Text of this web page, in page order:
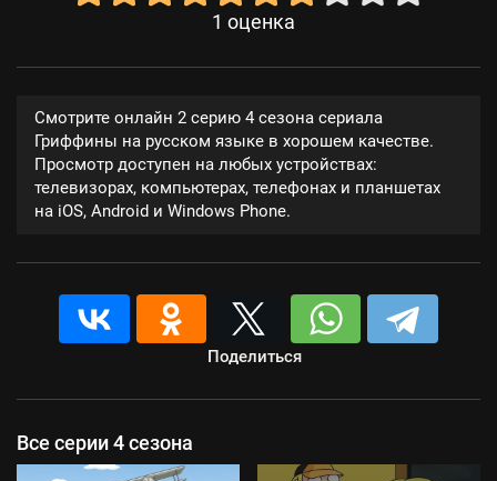
1 оценка
Смотрите онлайн 2 серию 4 сезона сериала
Гриффины на русском языке в хорошем качестве.
Просмотр доступен на любых устройствах:
телевизорах, компьютерах, телефонах и планшетах
на iOS, Android и Windows Phone.
Поделиться
Все серии 4 сезона